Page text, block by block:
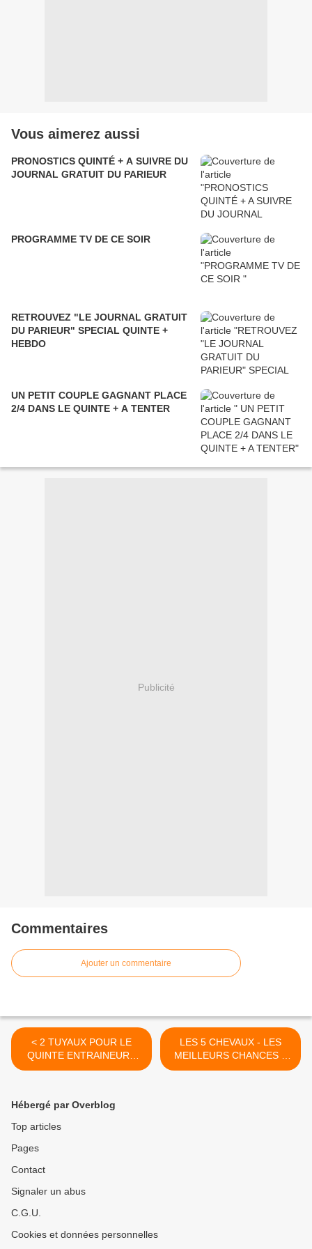
Vous aimerez aussi
PRONOSTICS QUINTÉ + A SUIVRE DU
JOURNAL GRATUIT DU PARIEUR
PROGRAMME TV DE CE SOIR
RETROUVEZ "LE JOURNAL GRATUIT
DU PARIEUR" SPECIAL QUINTE +
HEBDO
UN PETIT COUPLE GAGNANT PLACE
2/4 DANS LE QUINTE + A TENTER
Publicité
Commentaires
Ajouter un commentaire
< 2 TUYAUX POUR LE
QUINTE ENTRAINEURS
CHAUD Bouillant
LES 5 CHEVAUX - LES
MEILLEURS CHANCES A
12 H 00 >
Hébergé par Overblog
Top articles
Pages
Contact
Signaler un abus
C.G.U.
Cookies et données personnelles